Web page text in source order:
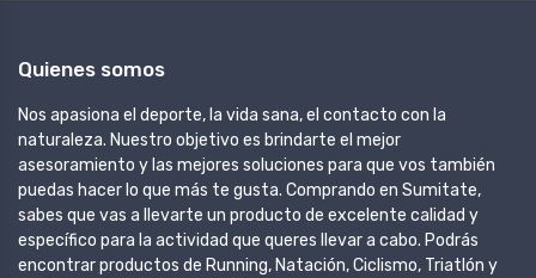
Quienes somos
Nos apasiona el deporte, la vida sana, el contacto con la
naturaleza. Nuestro objetivo es brindarte el mejor
asesoramiento y las mejores soluciones para que vos también
puedas hacer lo que más te gusta. Comprando en Sumitate,
sabes que vas a llevarte un producto de excelente calidad y
específico para la actividad que queres llevar a cabo. Podrás
encontrar productos de Running, Natación, Ciclismo, Triatlón y